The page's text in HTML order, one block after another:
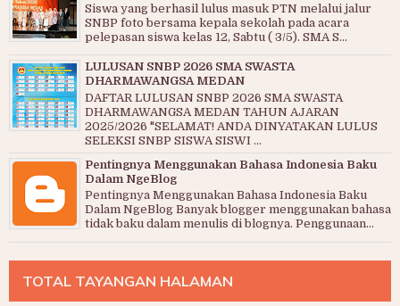
Siswa yang berhasil lulus masuk PTN melalui jalur
SNBP foto bersama kepala sekolah pada acara
pelepasan siswa kelas 12, Sabtu ( 3/5). SMA S...
LULUSAN SNBP 2026 SMA SWASTA
DHARMAWANGSA MEDAN
DAFTAR LULUSAN SNBP 2026 SMA SWASTA
DHARMAWANGSA MEDAN TAHUN AJARAN
2025/2026 "SELAMAT! ANDA DINYATAKAN LULUS
SELEKSI SNBP SISWA SISWI ...
Pentingnya Menggunakan Bahasa Indonesia Baku
Dalam NgeBlog
Pentingnya Menggunakan Bahasa Indonesia Baku
Dalam NgeBlog Banyak blogger menggunakan bahasa
tidak baku dalam menulis di blognya. Penggunaan...
TOTAL TAYANGAN HALAMAN